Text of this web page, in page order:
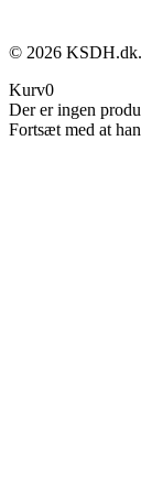
© 2026
Kurv0
Der er ingen
Fortsæt med at